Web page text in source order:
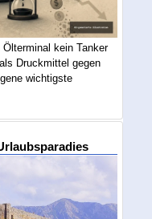
kein Tanker
Druckmittel gegen
wichtigste